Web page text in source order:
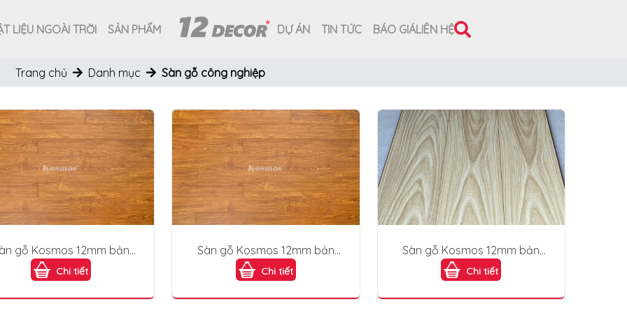
LIỆU NGOÀI TRỜI SẢN PHẨM DỰ ÁN TIN TỨC BÁO GIÁLIÊN HỆ
Trang chủ Danh mục Sàn gỗ công nghiệp
gỗ Kosmos 12mm bản
lớn KB1889
Chi tiết
Sàn gỗ Kosmos 12mm bản
lớn KB1889
Chi tiết
Sàn gỗ Kosmos 12mm bản
lớn KB1890
Chi tiết